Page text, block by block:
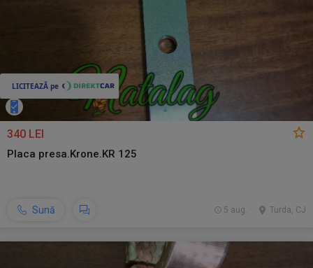
340 LEI
Placa presa.Krone.KR 125
Sună Turda, CJ
5 aug.